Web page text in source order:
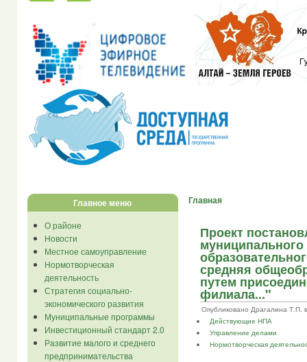
Главное меню
О районе
Новости
Местное самоуправление
Нормотворческая
деятельность
Стратегия социально-
экономического развития
Муниципальные программы
Инвестиционный стандарт 2.0
Развитие малого и среднего
предпринимательства
Главная
Проект
средняя
путем
филиала..."
Опубликовано Драгалина Т.П. в
Действующие НПА
Управление делами
Нормотворческая